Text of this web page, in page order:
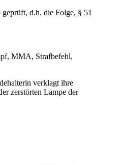
d.h. die Folge, § 51
MMA, Strafbefehl,
verklagt ihre
zerstörten Lampe der